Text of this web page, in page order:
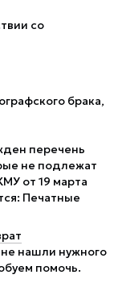
со
брака,
перечень
не подлежат
от 19 марта
Печатные
нашли нужного
помочь.